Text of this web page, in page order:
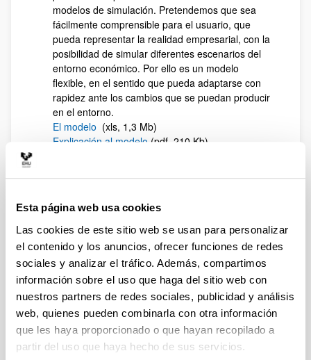
Esta página web usa cookies
Las cookies de este sitio web se usan para personalizar
el contenido y los anuncios, ofrecer funciones de redes
sociales y analizar el tráfico. Además, compartimos
información sobre el uso que haga del sitio web con
nuestros partners de redes sociales, publicidad y análisis
web, quienes pueden combinarla con otra información
que les haya proporcionado o que hayan recopilado a
partir del uso que haya hecho de sus servicios.
modelos de simulación. Pretendemos que sea
fácilmente comprensible para el usuario, que
pueda representar la realidad empresarial, con la
posibilidad de simular diferentes escenarios del
entorno económico. Por ello es un modelo
flexible, en el sentido que pueda adaptarse con
rapidez ante los cambios que se puedan producir
en el entorno.
El modelo (xls, 1,3 Mb)
Explicación al modelo (pdf, 210 Kb)
muy fácilmente a las necesidades de la
empresa. El usuario solo debe indicar la
situación económico financiera de la que
parte y las previsiones para elaborar la
cuenta de pérdidas y ganancias, tesorería
y balance mensual.
El modelo (xls, 54 Kb)
GESTION DEL CIRCULANTE: Es un
modelo de planificación financiera a corto
plazo. Este modelo permite además la